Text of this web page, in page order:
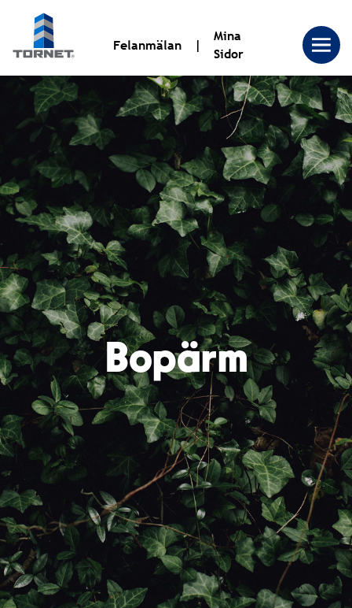
Tornet
Bostadsproduktion
AB
|
Tornet
Felanmälan
Mina
Sidor
Bopärm